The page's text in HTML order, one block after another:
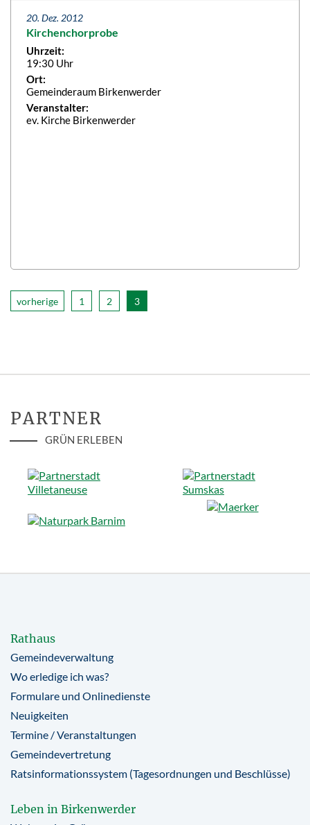
20. Dez. 2012
Kirchenchorprobe
Uhrzeit:
19:30 Uhr
Ort:
Gemeinderaum Birkenwerder
Veranstalter:
ev. Kirche Birkenwerder
vorherige 1 2 3
PARTNER
GRÜN ERLEBEN
Rathaus
Gemeindeverwaltung
Wo erledige ich was?
Formulare und Onlinedienste
Neuigkeiten
Termine / Veranstaltungen
Gemeindevertretung
Ratsinformationssystem (Tagesordnungen und Beschlüsse)
Leben in Birkenwerder